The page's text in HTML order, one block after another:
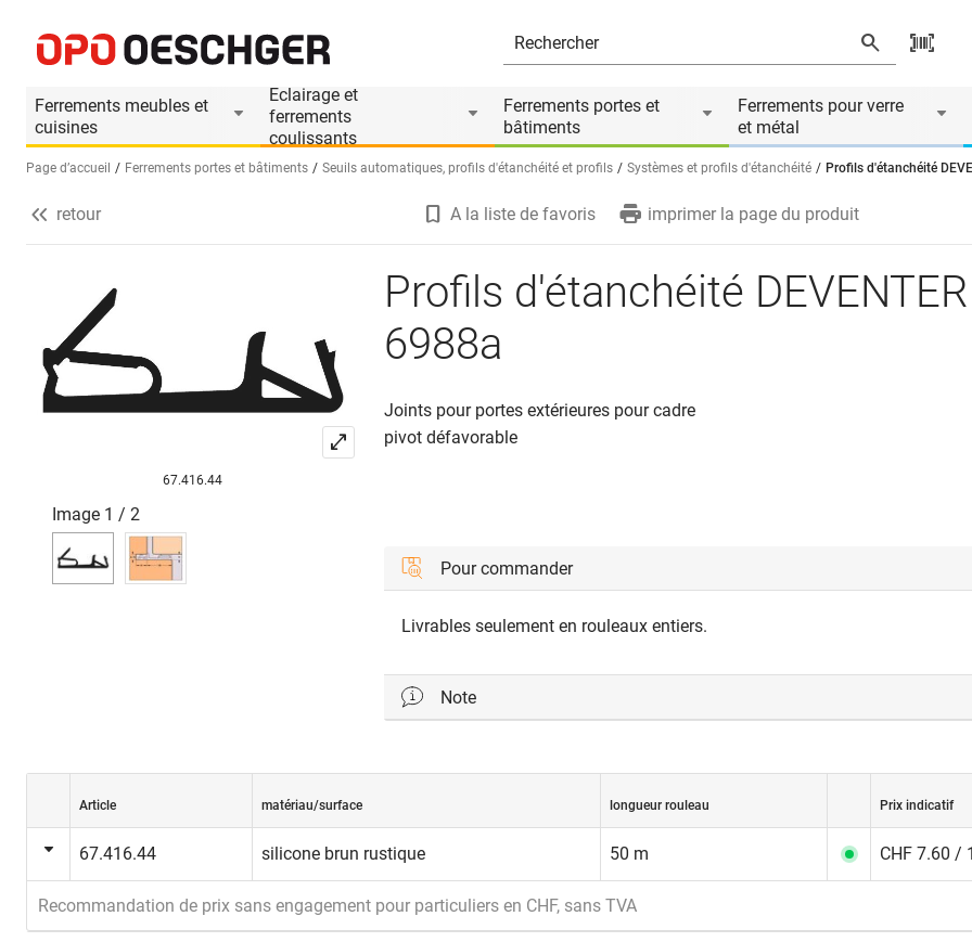
Ferrements meubles et
cuisines
Eclairage et
ferrements
coulissants
Ferrements portes et
bâtiments
Ferrements pour verre
et métal
Sélectionnez une langue (FR)
Page d’accueil Ferrements portes et bâtiments Seuils automatiques, profils d'étanchéité et profils Systèmes et profils d'étanchéité Profils d'étanchéité
Informations produit
Accessoires appropriés
retour A la liste de favoris imprimer la page du produit
67.416.44
Image 1 / 2
Profils d'étanchéité
6988a
Joints pour portes extérieures pour cadre
pivot défavorable
Pour commander
Livrables seulement en rouleaux entiers.
Note
Article matériau/surface longueur rouleau Prix indicatif
67.416.44 silicone brun rustique 50 m CHF 7.60 /
Recommandation de prix sans engagement pour particuliers en CHF, sans TVA